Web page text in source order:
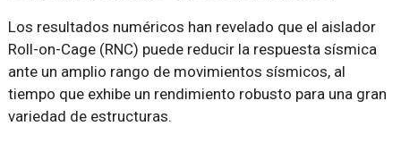
Los resultados numéricos han revelado que el aislador
Roll-on-Cage (RNC) puede reducir la respuesta sísmica
ante un amplio rango de movimientos sísmicos, al
tiempo que exhibe un rendimiento robusto para una gran
variedad de estructuras.